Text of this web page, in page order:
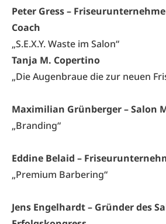
Peter Gress –
Coach
„S.E.X.Y. Waste im Salon“
Tanja M. Copertino
„Die Augenbraue die zur neuen
Maximilian Grünberger – Salon
„Branding“
Eddine Belaid –
„Premium Barbering“
Jens Engelhardt – Gründer des